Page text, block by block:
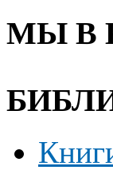
МЫ В